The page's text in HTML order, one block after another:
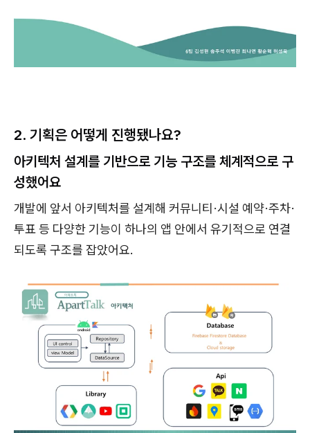
2. 기획은 어떻게 진행됐나요?
아키텍처 설계를 기반으로 기능 구조를 체계적으로 구
성했어요
개발에 앞서 아키텍처를 설계해 커뮤니티·시설 예약·주차·
투표 등 다양한 기능이 하나의 앱 안에서 유기적으로 연결
되도록 구조를 잡았어요.